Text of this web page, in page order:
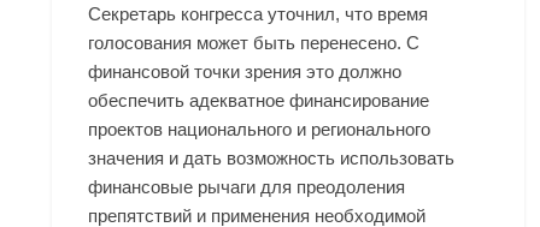
Секретарь конгресса уточнил, что время
голосования может быть перенесено. С
финансовой точки зрения это должно
обеспечить адекватное финансирование
проектов национального и регионального
значения и дать возможность использовать
финансовые рычаги для преодоления
препятствий и применения необходимой